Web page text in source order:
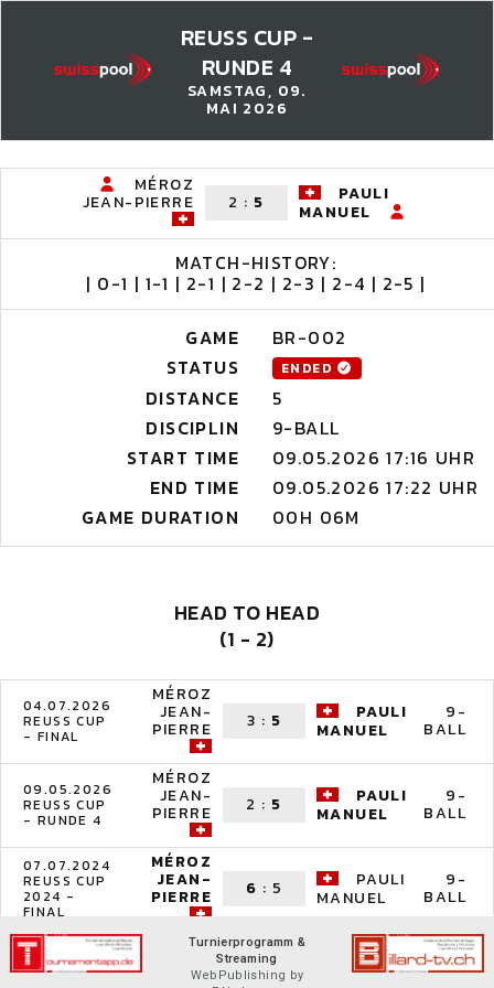
REUSS CUP -
RUNDE 4
SAMSTAG, 09.
MAI 2026
MÉROZ
JEAN-PIERRE 2 : 5
PAULI
MANUEL
MATCH-HISTORY:
| 0-1 | 1-1 | 2-1 | 2-2 | 2-3 | 2-4 | 2-5 |
GAME
BR-002
STATUS
ENDED
DISTANCE
5
DISCIPLIN
9-BALL
START TIME
09.05.2026 17:16 UHR
END TIME
09.05.2026 17:22 UHR
GAME DURATION
00H 06M
HEAD TO HEAD
(1 - 2)
04.07.2026
REUSS CUP
- FINAL
MÉROZ
JEAN-
PIERRE 3 : 5
PAULI
MANUEL
9-
BALL
09.05.2026
REUSS CUP
- RUNDE 4
MÉROZ
JEAN-
PIERRE 2 : 5
PAULI
MANUEL
9-
BALL
07.07.2024
REUSS CUP
2024 -
FINAL
MÉROZ
JEAN-
PIERRE 6 : 5
PAULI
MANUEL
9-
BALL
Turnierprogramm &
Streaming
WebPublishing by